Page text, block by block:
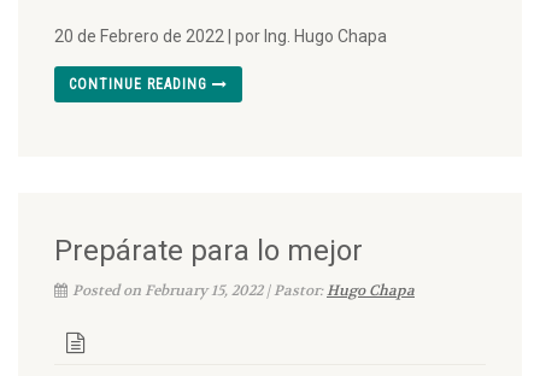
20 de Febrero de 2022 | por Ing. Hugo Chapa
CONTINUE READING
Prepárate para lo mejor
Posted on February 15, 2022 | Pastor:Hugo Chapa